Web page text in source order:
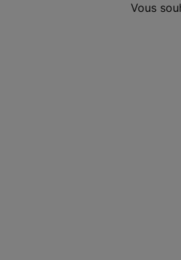
Vous